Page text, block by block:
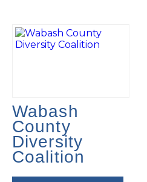
Wabash
County
Diversity
Coalition